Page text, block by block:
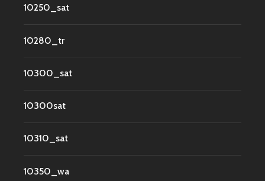
10250_sat
10280_tr
10300_sat
10300sat
10310_sat
10350_wa